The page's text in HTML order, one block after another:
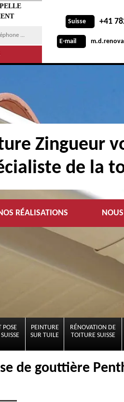
Suisse +41
E-mail
Zingueur
de la
RÉALISATIONS
POSE
PEINTURE
SUR TUILE
RÉNOVATION DE
TOITURE SUISSE
de gouttière